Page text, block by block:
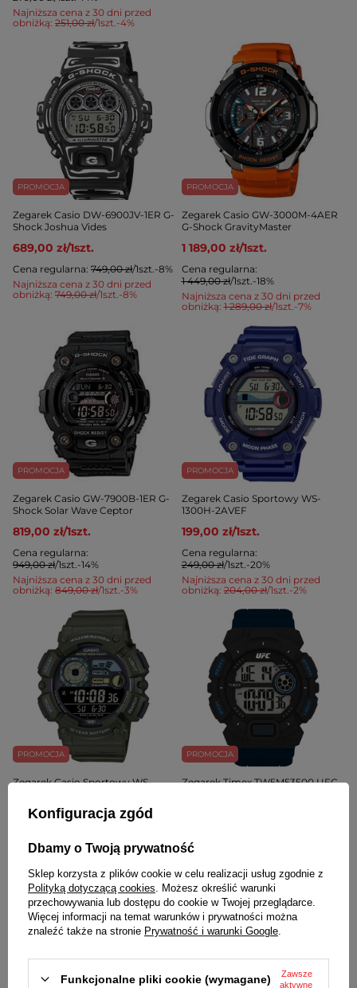
Najniższa cena z 30 dni przed
obniżką: 251,00 zł/1szt.-4%
PROMOCJA
Zegarek Casio DW-6900JV-1ER G-
Shock Joshua Vides
689,00 zł/1szt.
Najniższa cena z 30 dni przed
obniżką: 749,00 zł/1szt.-8%
Cena regularna: 749,00 zł/1szt.-8%
PROMOCJA
Zegarek Casio GW-3000M-4AER
G-Shock GravityMaster
1 189,00 zł/1szt.
Najniższa cena z 30 dni przed
obniżką:1 289,00 zł/1szt.-7%
Cena regularna:
1 449,00 zł/1szt.-18%
PROMOCJA
Zegarek Casio GW-7900B-1ER G-
Shock Solar Wave Ceptor
819,00 zł/1szt.
Najniższa cena z 30 dni przed
obniżką: 849,00 zł/1szt.-3%
Cena regularna:
949,00 zł/1szt.-14%
PROMOCJA
Zegarek Casio Sportowy WS-
1300H-2AVEF
199,00 zł/1szt.
Najniższa cena z 30 dni przed
obniżką:204,00 zł/1szt.-2%
Cena regularna:
249,00 zł/1szt.-20%
PROMOCJA
Zegarek Casio Sportowy WS-
214,00 zł/1szt.
obniżką: 224,00 zł/ 1szt. -4%
249,00 zł/1szt.-14%
PROMOCJA
Zegarek Timex TW5M53500 UFC
obniżką:259,00 zł/1szt.-7%
389,00 zł
Konfiguracja zgód
Dbamy o Twoją prywatność
Sklep korzysta z plików cookie w celu realizacji usług zgodnie z
Polityką dotyczącą cookies . Możesz określić warunki
przechowywania lub dostępu do cookie w Twojej przeglądarce.
Więcej informacji na temat warunków i prywatności można
znaleźć także na stronie Prywatność i warunki Google
Funkcjonalne pliki cookie (wymagane)
Zawsze
aktywne